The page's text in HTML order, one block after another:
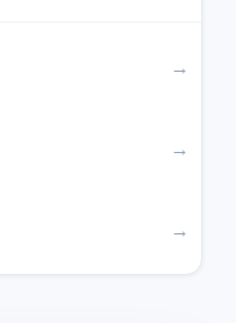
→
→
→